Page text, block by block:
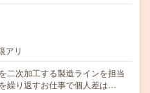
アリ
二次加工する製造ラインを担当
繰り返すお仕事で個人差は…